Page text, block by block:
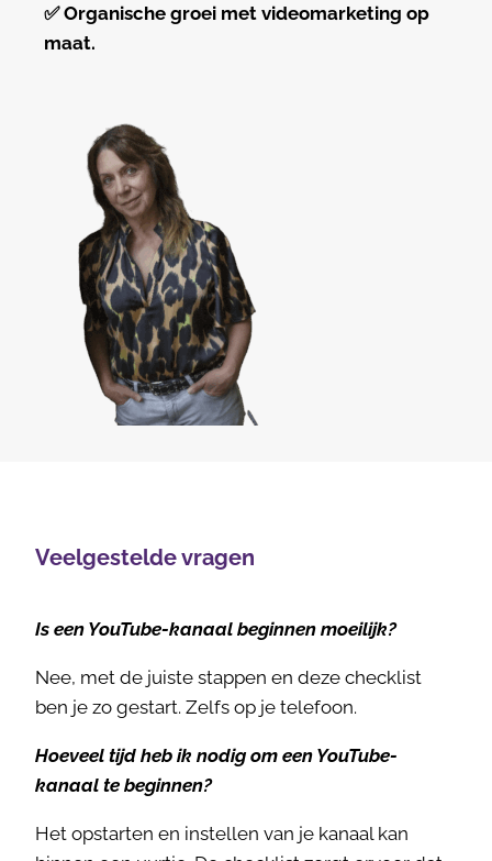
✅Organische groei met videomarketing op
maat.
Veelgestelde vragen
Is een YouTube-kanaal beginnen moeilijk?
Nee, met de juiste stappen en deze checklist
ben je zo gestart. Zelfs op je telefoon.
Hoeveel tijd heb ik nodig om een YouTube-
kanaal te beginnen?
Het opstarten en instellen van je kanaal kan